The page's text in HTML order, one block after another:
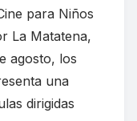
para Niños
La Matatena,
agosto, los
una
dirigidas